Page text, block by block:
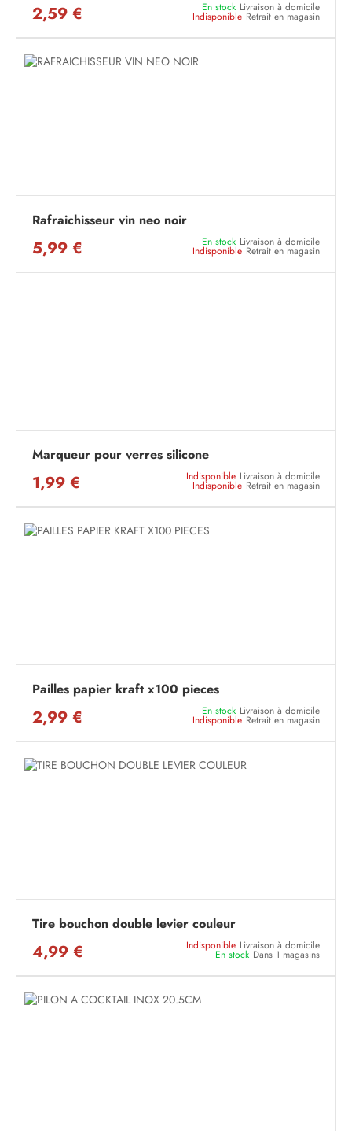
2,59 € En stock Livraison à domicile
Indisponible Retrait en magasin
Rafraichisseur vin neo noir
5,99 € En stock Livraison à domicile
Indisponible Retrait en magasin
Marqueur pour verres silicone
1,99 € Indisponible Livraison à domicile
Indisponible Retrait en magasin
Pailles papier kraft x100 pieces
2,99 € En stock Livraison à domicile
Indisponible Retrait en magasin
Tire bouchon double levier couleur
4,99 € Indisponible Livraison à domicile
En stock Dans 1 magasins